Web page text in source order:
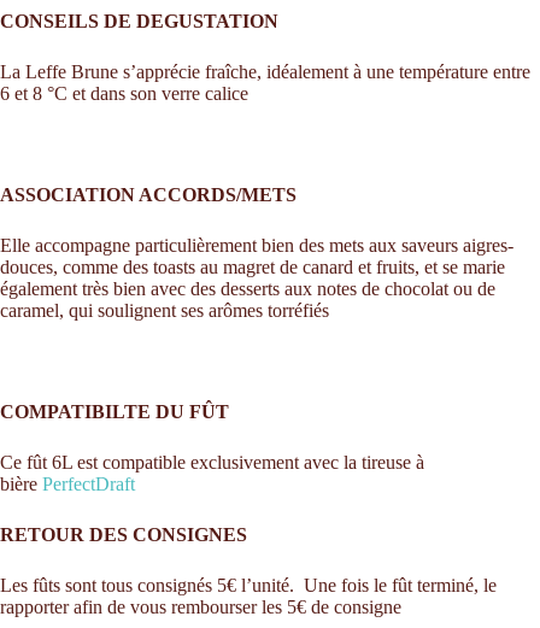
CONSEILS DE DEGUSTATION
La Leffe Brune s’apprécie fraîche, idéalement à une température entre
6 et 8 °C et dans son verre calice
ASSOCIATION ACCORDS/METS
Elle accompagne particulièrement bien des mets aux saveurs aigres-
douces, comme des toasts au magret de canard et fruits, et se marie
également très bien avec des desserts aux notes de chocolat ou de
caramel, qui soulignent ses arômes torréfiés
COMPATIBILTE DU FÛT
Ce fût 6L est compatible exclusivement avec la tireuse à
bière PerfectDraft
RETOUR DES CONSIGNES
Les fûts sont tous consignés 5€ l’unité. Une fois le fût terminé, le
rapporter afin de vous rembourser les 5€ de consigne